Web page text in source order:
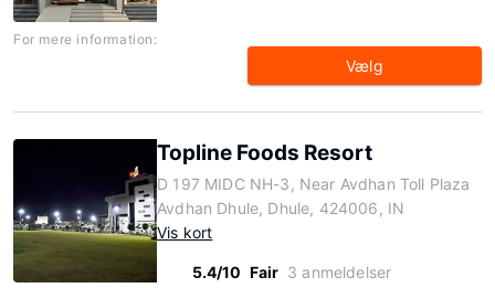
For mere information:
Vælg
Topline Foods Resort
D 197 MIDC NH-3, Near Avdhan Toll Plaza
Avdhan Dhule, Dhule, 424006, IN
Vis kort
5.4/10 Fair 3 anmeldelser